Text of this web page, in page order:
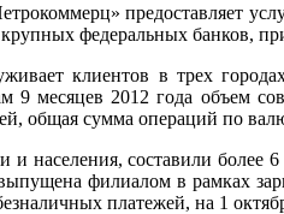
предоставляет
федеральных банков,
клиентов в трех
9 месяцев 2012 года объем
общая сумма операций по
и населения, составили
филиалом в рамках
платежей, на 1